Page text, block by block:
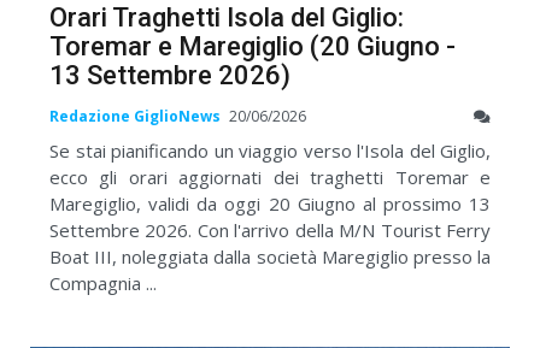
Orari Traghetti Isola del Giglio:
Toremar e Maregiglio (20 Giugno -
13 Settembre 2026)
Redazione GiglioNews 20/06/2026
Se stai pianificando un viaggio verso l'Isola del Giglio,
ecco gli orari aggiornati dei traghetti Toremar e
Maregiglio, validi da oggi 20 Giugno al prossimo 13
Settembre 2026. Con l'arrivo della M/N Tourist Ferry
Boat III, noleggiata dalla società Maregiglio presso la
Compagnia ...